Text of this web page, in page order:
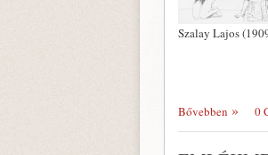
Szalay Lajos
Bővebben 0